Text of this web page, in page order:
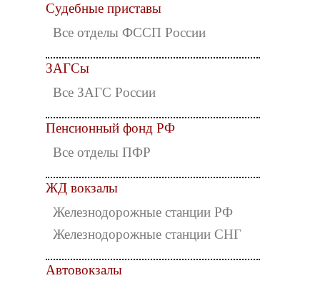
Судебные приставы
Все отделы ФССП России
ЗАГСы
Все ЗАГС России
Пенсионный фонд РФ
Все отделы ПФР
ЖД вокзалы
Железнодорожные станции РФ
Железнодорожные станции СНГ
Автовокзалы